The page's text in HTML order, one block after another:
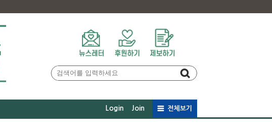
Login Join 전체보기